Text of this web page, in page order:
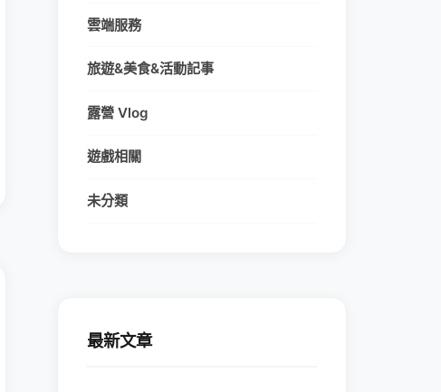
雲端服務
旅遊&美食&活動記事
露營 Vlog
遊戲相關
未分類
最新文章